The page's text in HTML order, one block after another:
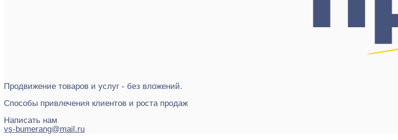
Продвижение товаров и услуг - без вложений.
Способы привлечения клиентов и роста продаж
Написать нам
vs-bumerang@mail.ru